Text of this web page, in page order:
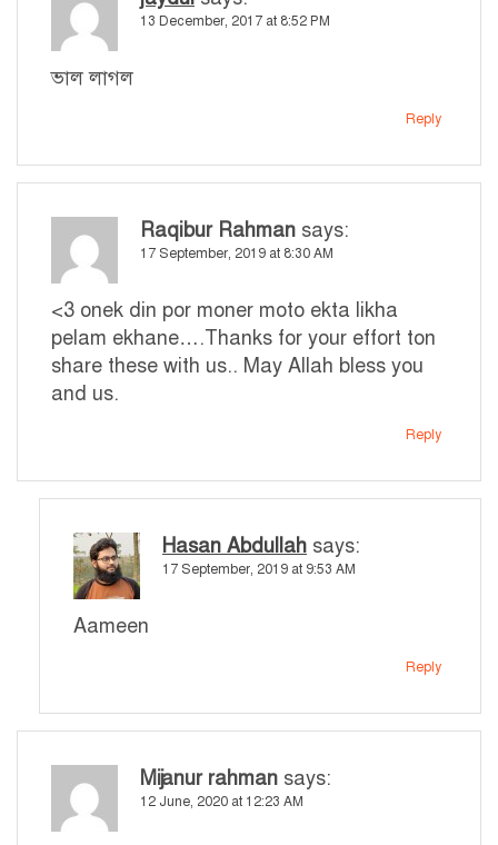
13 December, 2017 at 8:52 PM
ভাল লাগল
Reply
Raqibur Rahman says:
17 September, 2019 at 8:30 AM
<3 onek din por moner moto ekta likha
pelam ekhane….Thanks for your effort ton
share these with us.. May Allah bless you
and us.
Reply
Hasan Abdullah says:
17 September, 2019 at 9:53 AM
Aameen
Reply
Mijanur rahman says:
12 June, 2020 at 12:23 AM